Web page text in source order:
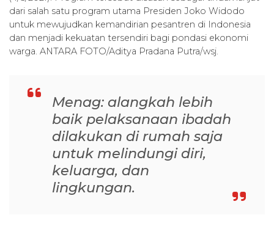
dari salah satu program utama Presiden Joko Widodo
untuk mewujudkan kemandirian pesantren di Indonesia
dan menjadi kekuatan tersendiri bagi pondasi ekonomi
warga. ANTARA FOTO/Aditya Pradana Putra/wsj.
Menag: alangkah lebih
baik pelaksanaan ibadah
dilakukan di rumah saja
untuk melindungi diri,
keluarga, dan
lingkungan.